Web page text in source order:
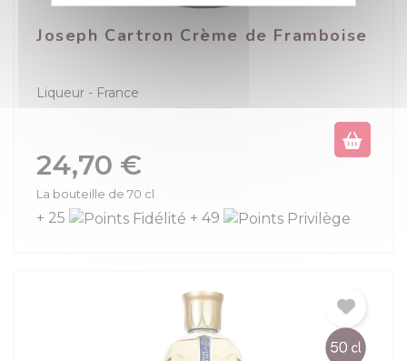
Joseph Cartron Crème de Framboise
Liqueur France
Prix
24,70 €
La bouteille de 70 cl
+ 25 + 49